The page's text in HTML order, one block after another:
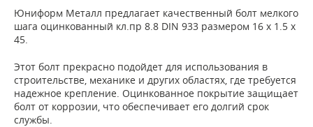
Юниформ Металл предлагает качественный болт мелкого
шага оцинкованный кл.пр 8.8 DIN 933 размером 16 х 1.5 х
45.
Этот болт прекрасно подойдет для использования в
строительстве, механике и других областях, где требуется
надежное крепление. Оцинкованное покрытие защищает
болт от коррозии, что обеспечивает его долгий срок
службы.